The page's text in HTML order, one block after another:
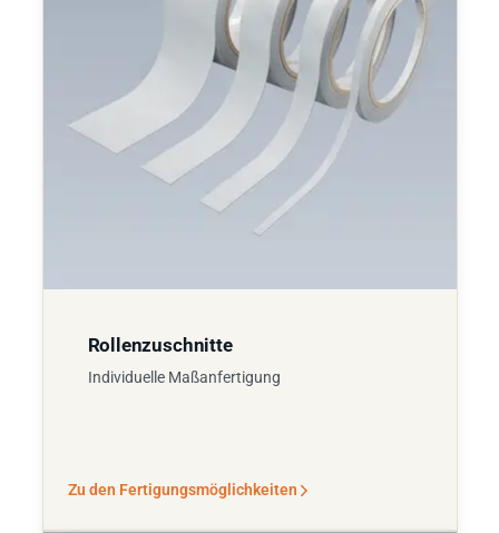
Rollenzuschnitte
Individuelle Maßanfertigung
Zu den Fertigungsmöglichkeiten